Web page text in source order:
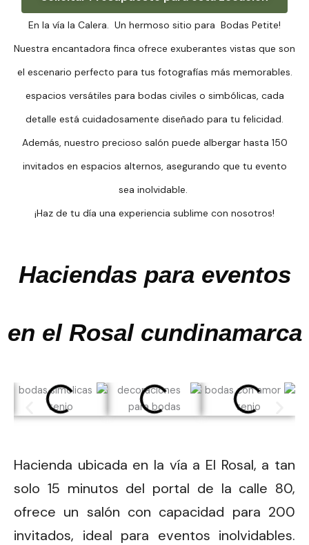
En la vía la Calera. Un hermoso sitio para Bodas Petite!
Nuestra encantadora finca ofrece exuberantes vistas que son
el escenario perfecto para tus fotografías más memorables.
espacios versátiles para bodas civiles o simbólicas, cada
detalle está cuidadosamente diseñado para tu felicidad.
Además, nuestro precioso salón puede albergar hasta 150
invitados en espacios alternos, asegurando que tu evento
sea inolvidable.
¡Haz de tu día una experiencia sublime con nosotros!
Haciendas para eventos
en el Rosal cundinamarca
Hacienda ubicada en la vía a El Rosal, a tan
solo 15 minutos del portal de la calle 80,
ofrece un salón con capacidad para 200
invitados, ideal para eventos inolvidables.